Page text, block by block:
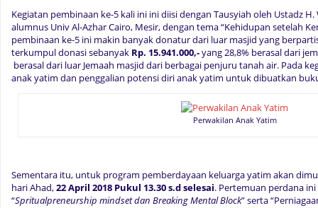
Kegiatan pembinaan ke-5 kali ini ini diisi dengan Tausyiah oleh Ustadz H.
alumnus Univ Al-Azhar Cairo, Mesir, dengan tema “Kehidupan setelah
pembinaan ke-5 ini makin banyak donatur dari luar masjid yang
terkumpul donasi sebanyak Rp. 15.941.000,-yang 28,8% berasal dari
berasal dari luar Jemaah masjid dari berbagai penjuru tanah air. Pada
anak yatim dan penggalian potensi diri anak yatim untuk dibuatkan
Perwakilan Anak Yatim
Sementara itu, untuk program pemberdayaan keluarga yatim akan
hari Ahad,22 April 2018 Pukul 13.30 s.d selesai. Pertemuan perdana
“Spritualpreneurship mindset dan Breaking Mental Block” serta